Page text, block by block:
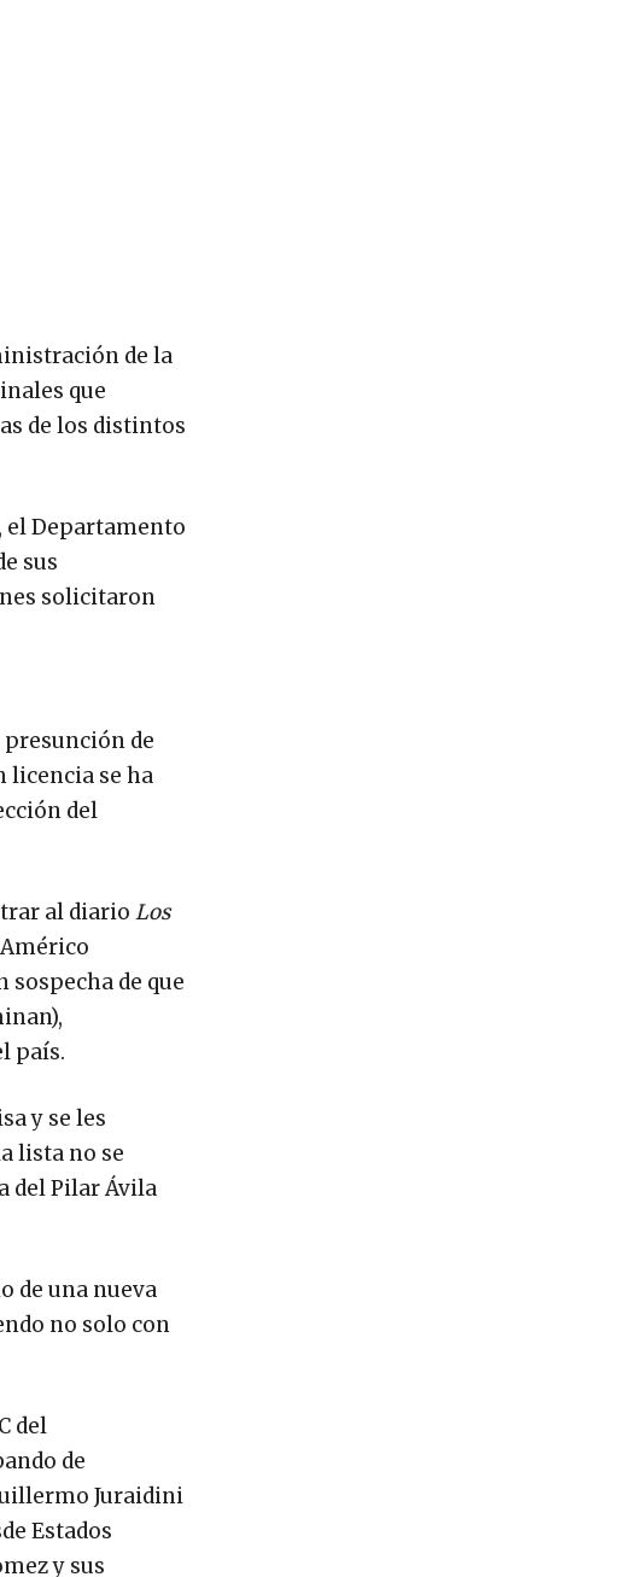
de la
que
de los distintos
el Departamento
sus
solicitaron
presunción de
licencia se ha
del
al diario Los
sospecha de que
país.
y se les
lista no se
del Pilar Ávila
de una nueva
no solo con
del
de
Juraidini
Estados
y sus